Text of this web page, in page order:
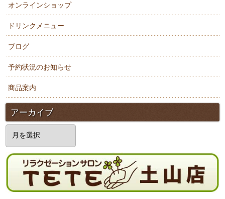
オンラインショップ
ドリンクメニュー
ブログ
予約状況のお知らせ
商品案内
アーカイブ
ア
カ
イ